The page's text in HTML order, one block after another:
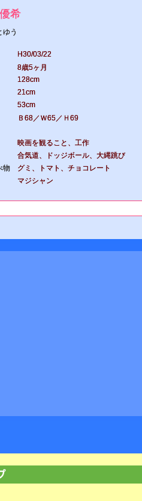
希
ゆう
H30/03/22
8歳5ヶ月
128cm
21cm
53cm
Ｂ68／Ｗ65／Ｈ69
映画を観ること、工作
合気道、ドッジボール、大縄跳び
物
グミ、トマト、チョコレート
マジシャン